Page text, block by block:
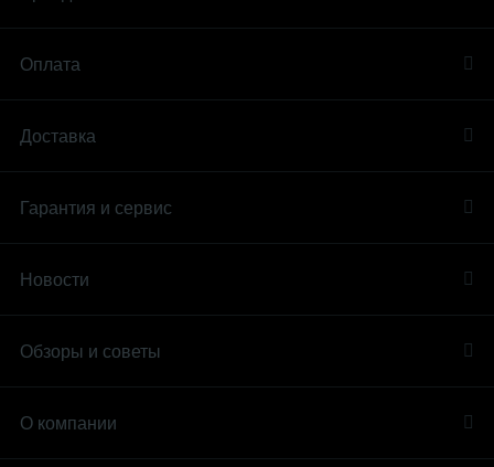
Оплата
Доставка
Гарантия и сервис
Новости
Обзоры и советы
О компании